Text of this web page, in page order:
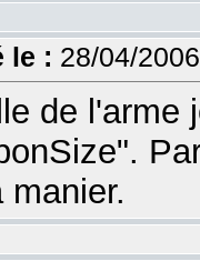
le : 28/04/
de l'arme
manier.